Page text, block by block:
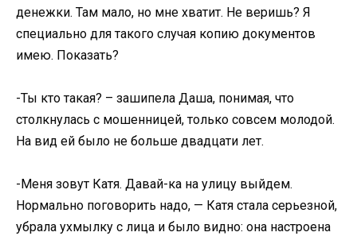
денежки. Там мало, но мне хватит. Не веришь? Я
специально для такого случая копию документов
имею. Показать?
-Ты кто такая? – зашипела Даша, понимая, что
столкнулась с мошенницей, только совсем молодой.
На вид ей было не больше двадцати лет.
-Меня зовут Катя. Давай-ка на улицу выйдем.
Нормально поговорить надо, — Катя стала серьезной,
убрала ухмылку с лица и было видно: она настроена